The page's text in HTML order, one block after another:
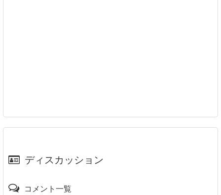
ディスカッション
コメント一覧